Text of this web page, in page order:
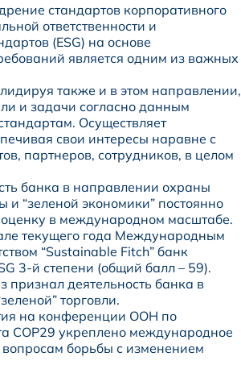
стандартов корпоративного
ответственности и
(ESG) на основе
является одним из важных
также и в этом направлении,
и задачи согласно данным
Осуществляет
свои интересы наравне с
партнеров, сотрудников, в целом
банка в направлении охраны
“зеленой экономики” постоянно
в международном масштабе.
текущего года Международным
“Sustainable Fitch” банк
3-й степени (общий балл – 59).
признал деятельность банка в
торговли.
на конференции ООН по
COP29 укреплено международное
вопросам борьбы с изменением